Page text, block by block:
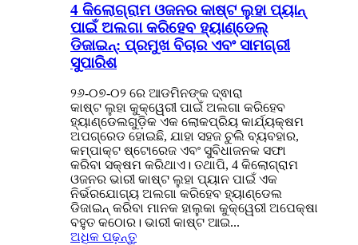
4 କିଲୋଗ୍ରାମ ଓଜନର କାଷ୍ଟ ଲୁହା ପ୍ୟାନ୍
ପାଇଁ ଅଲଗା କରିହେବ ହ୍ୟାଣ୍ଡେଲ୍
ଡିଜାଇନ୍: ପ୍ରମୁଖ ବିଚାର ଏବଂ ସାମଗ୍ରୀ
ସୁପାରିଶ
୨୬-୦୭-୦୨ ରେ ଆଡମିନଙ୍କ ଦ୍ଵାରା
କାଷ୍ଟ ଲୁହା କୁକ୍ୱେରୀ ପାଇଁ ଅଲଗା କରିହେବ
ହ୍ୟାଣ୍ଡେଲଗୁଡ଼ିକ ଏକ ଲୋକପ୍ରିୟ କାର୍ଯ୍ୟକ୍ଷମ
ଅପଗ୍ରେଡ ହୋଇଛି, ଯାହା ସହଜ ଚୁଲି ବ୍ୟବହାର,
କମ୍ପାକ୍ଟ ଷ୍ଟୋରେଜ ଏବଂ ସୁବିଧାଜନକ ସଫା
କରିବା ସକ୍ଷମ କରିଥାଏ। ତଥାପି, 4 କିଲୋଗ୍ରାମ
ଓଜନର ଭାରୀ କାଷ୍ଟ ଲୁହା ପ୍ୟାନ ପାଇଁ ଏକ
ନିର୍ଭରଯୋଗ୍ୟ ଅଲଗା କରିହେବ ହ୍ୟାଣ୍ଡେଲ
ଡିଜାଇନ୍ କରିବା ମାନକ ହାଲୁକା କୁକ୍ୱେରୀ ଅପେକ୍ଷା
ବହୁତ କଠୋର। ଭାରୀ କାଷ୍ଟ ଆଇ...
ଅଧିକ ପଢ଼ନ୍ତୁ